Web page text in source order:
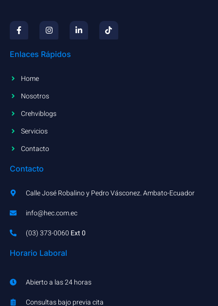
Enlaces Rápidos
Home
Nosotros
Crehviblogs
Servicios
Contacto
Contacto
Calle José Robalino y Pedro Vásconez. Ambato-Ecuador
info@hec.com.ec
(03) 373-0060​ Ext 0
Horario Laboral
Abierto a las 24 horas
Consultas bajo previa cita